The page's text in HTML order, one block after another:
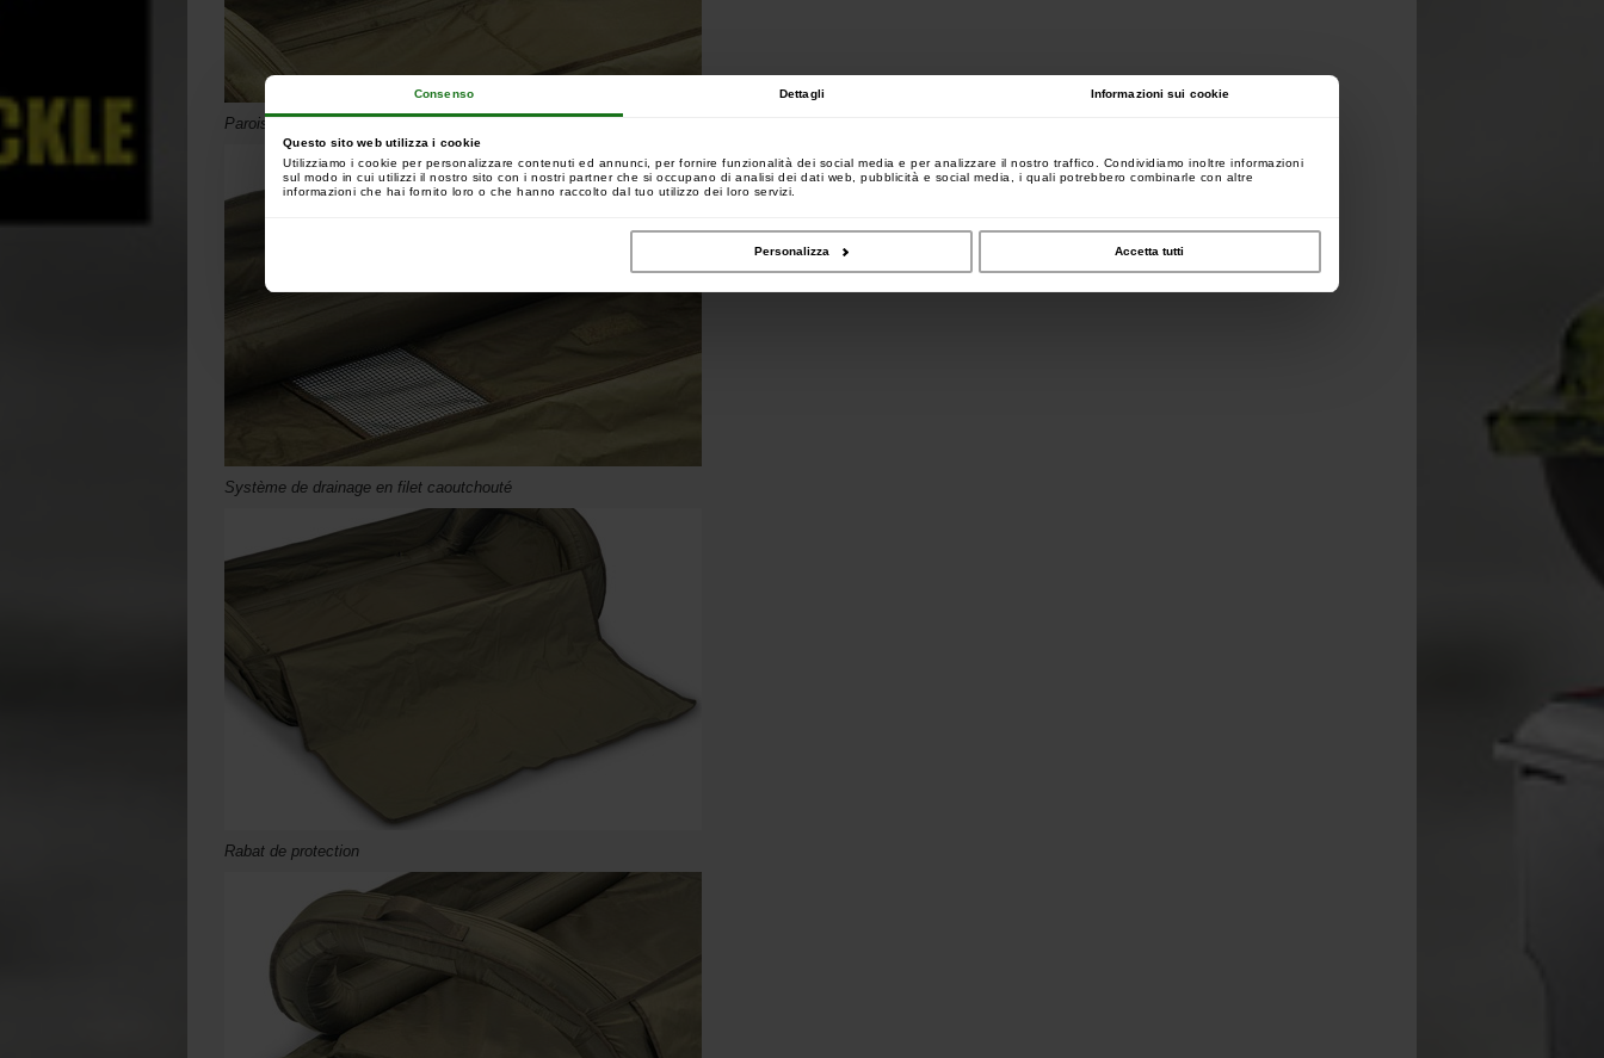
Consenso Dettagli Informazioni sui cookie
Questo sito web utilizza i cookie
Utilizziamo i cookie per personalizzare contenuti ed annunci, per fornire funzionalità dei social media e per analizzare il nostro traffico. Condividiamo inoltre informazioni
sul modo in cui utilizzi il nostro sito con i nostri partner che si occupano di analisi dei dati web, pubblicità e social media, i quali potrebbero combinarle con altre
informazioni che hai fornito loro o che hanno raccolto dal tuo utilizzo dei loro servizi.
Personalizza Accetta tutti
Parois latérales hautes
Système de drainage en filet caoutchouté
Rabat de protection